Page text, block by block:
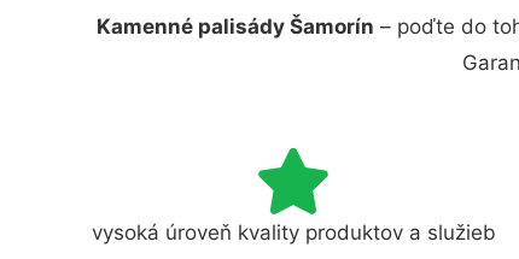
Kamenné palisády Šamorín – poďte do
vysoká úroveň kvality produktov a služieb